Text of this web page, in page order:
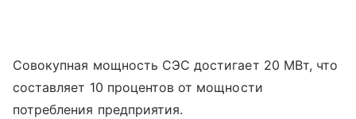
Совокупная мощность СЭС достигает 20 МВт, что
составляет 10 процентов от мощности
потребления предприятия.